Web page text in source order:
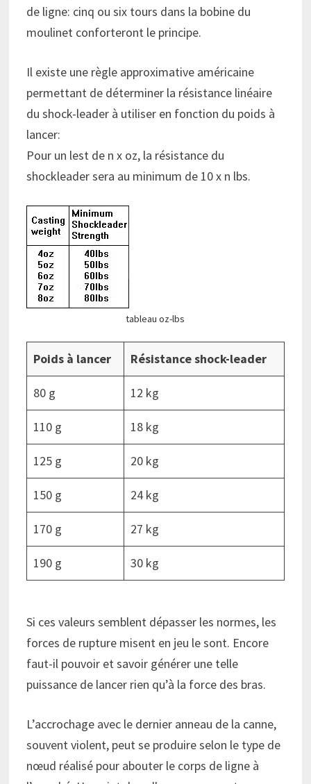
de ligne: cinq ou six tours dans la bobine du
moulinet conforteront le principe.
Il existe une règle approximative américaine
permettant de déterminer la résistance linéaire
du shock-leader à utiliser en fonction du poids à
lancer:
Pour un lest de n x oz, la résistance du
shockleader sera au minimum de 10 x n lbs.
tableau oz-lbs
Poids à lancer Résistance shock-leader
80 g 12 kg
110 g 18 kg
125 g 20 kg
150 g 24 kg
170 g 27 kg
190 g 30 kg
Si ces valeurs semblent dépasser les normes, les
forces de rupture misent en jeu le sont. Encore
faut-il pouvoir et savoir générer une telle
puissance de lancer rien qu’à la force des bras.
L’accrochage avec le dernier anneau de la canne,
souvent violent, peut se produire selon le type de
nœud réalisé pour abouter le corps de ligne à